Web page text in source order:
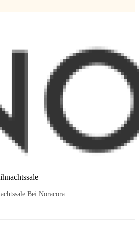
Bei Noracora